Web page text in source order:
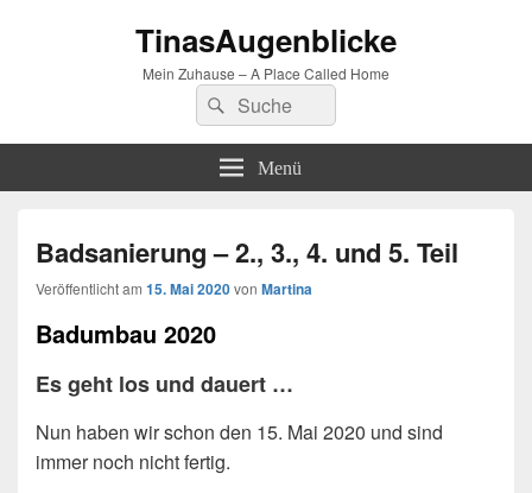
TinasAugenblicke
Mein Zuhause – A Place Called Home
Suchen
nach:
Suchen
Menü
Badsanierung – 2., 3., 4. und 5. Teil
Veröffentlicht am 15. Mai 2020von Martina
Badumbau 2020
Es geht los und dauert …
Nun haben wir schon den 15. Mai 2020 und sind
immer noch nicht fertig.